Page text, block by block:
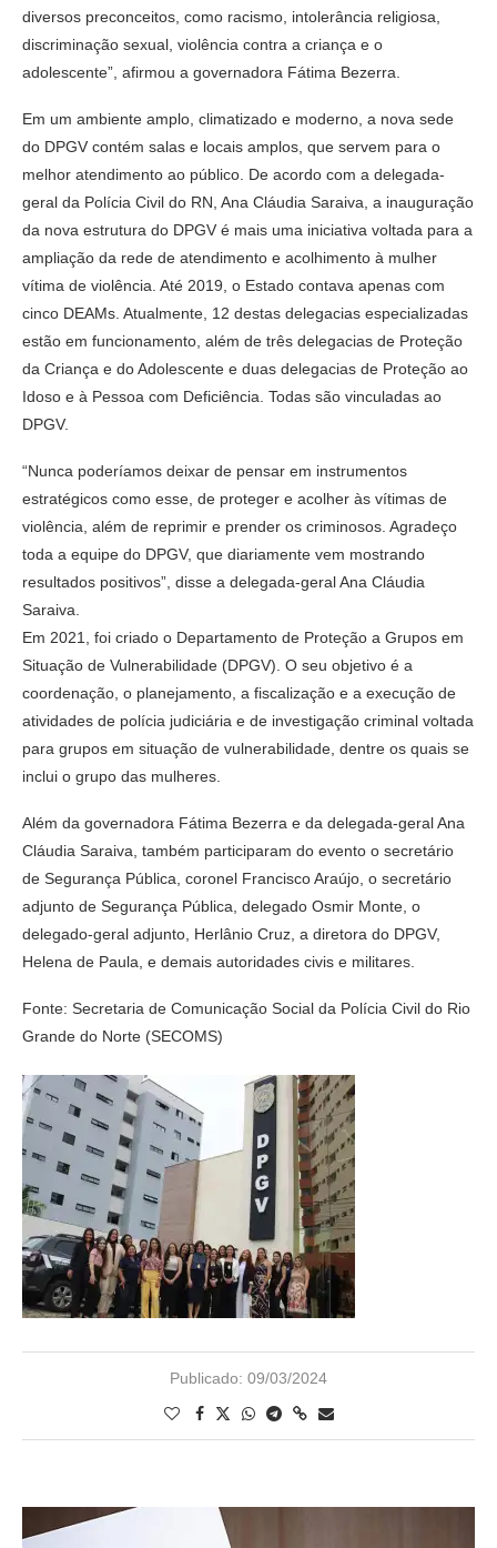
diversos preconceitos, como racismo, intolerância religiosa,
discriminação sexual, violência contra a criança e o
adolescente”, afirmou a governadora Fátima Bezerra.
Em um ambiente amplo, climatizado e moderno, a nova sede
do DPGV contém salas e locais amplos, que servem para o
melhor atendimento ao público. De acordo com a delegada-
geral da Polícia Civil do RN, Ana Cláudia Saraiva, a inauguração
da nova estrutura do DPGV é mais uma iniciativa voltada para a
ampliação da rede de atendimento e acolhimento à mulher
vítima de violência. Até 2019, o Estado contava apenas com
cinco DEAMs. Atualmente, 12 destas delegacias especializadas
estão em funcionamento, além de três delegacias de Proteção
da Criança e do Adolescente e duas delegacias de Proteção ao
Idoso e à Pessoa com Deficiência. Todas são vinculadas ao
DPGV.
“Nunca poderíamos deixar de pensar em instrumentos
estratégicos como esse, de proteger e acolher às vítimas de
violência, além de reprimir e prender os criminosos. Agradeço
toda a equipe do DPGV, que diariamente vem mostrando
resultados positivos”, disse a delegada-geral Ana Cláudia
Saraiva.
Em 2021, foi criado o Departamento de Proteção a Grupos em
Situação de Vulnerabilidade (DPGV). O seu objetivo é a
coordenação, o planejamento, a fiscalização e a execução de
atividades de polícia judiciária e de investigação criminal voltada
para grupos em situação de vulnerabilidade, dentre os quais se
inclui o grupo das mulheres.
Além da governadora Fátima Bezerra e da delegada-geral Ana
Cláudia Saraiva, também participaram do evento o secretário
de Segurança Pública, coronel Francisco Araújo, o secretário
adjunto de Segurança Pública, delegado Osmir Monte, o
delegado-geral adjunto, Herlânio Cruz, a diretora do DPGV,
Helena de Paula, e demais autoridades civis e militares.
Fonte: Secretaria de Comunicação Social da Polícia Civil do Rio
Grande do Norte (SECOMS)
Publicado: 09/03/2024